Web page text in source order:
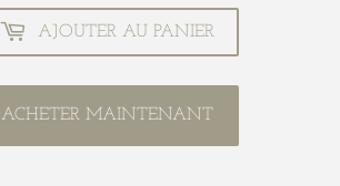
AJOUTER AU PANIER
ACHETER MAINTENANT